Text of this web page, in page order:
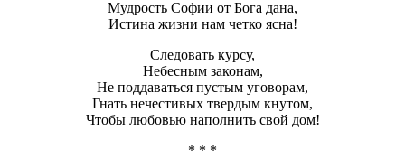
Мудрость Софии от Бога дана,
Истина жизни нам четко ясна!
Следовать курсу,
Небесным законам,
Не поддаваться пустым уговорам,
Гнать нечестивых твердым кнутом,
Чтобы любовью наполнить свой дом!
* * *